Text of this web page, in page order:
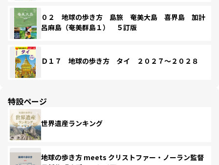
０２ 地球の歩き方 島旅 奄美大島 喜界島 加計
呂麻島（奄美群島１） ５訂版
Ｄ１７ 地球の歩き方 タイ ２０２７～２０２８
特設ページ
世界遺産ランキング
地球の歩き方 meets クリストファー・ノーラン監督